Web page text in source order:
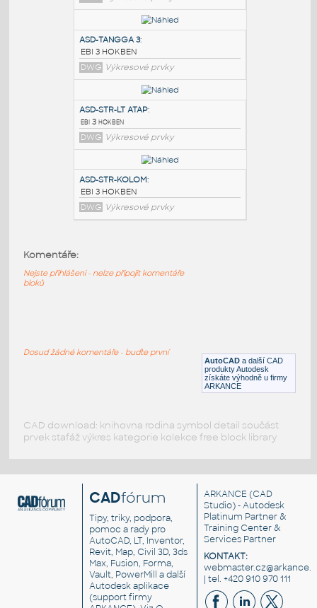
PODOBNÉ BLOKY:
TANGGA-3:
EBI 3 HOKBEN
DWG Výkresové prvky
ASD-TANGGA 3:
EBI 3 HOKBEN
DWG Výkresové prvky
DWG Výkresové prvky
Výkresové prvky AutoCAD a další CAD
produkty Autodesk
získáte výhodně u firmy
ARKANCE
Komentáře:
Nejste přihlášeni - nelze připojit komentáře
bloků
Dosud žádné komentáře - buďte první
CAD download: knihovna rodina symbol detail součást
prvek stafáž výkres kategorie kolekce free block library
CADfórum
Tipy, triky, podpora,
pomoc a rady pro
AutoCAD, LT, Inventor,
Revit, Map, Civil 3D, 3ds
Max, Fusion, Forma,
Vault, PowerMill a další
Autodesk aplikace
(support firmy
ARKANCE (CAD
Studio) - Autodesk
Platinum Partner &
Training Center &
Services Partner
KONTAKT:
| tel. +420 910 970 111